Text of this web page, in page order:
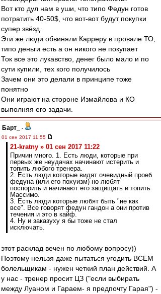
Вот кто дул нам в уши, что типо Федун готов
потратить 40-50$, что вот-вот будут покупки
супер звёзд.
Эти же люди обвиняли Карреру в провале ТО,
типо деньги есть а он никого не покупает
Ток все это лукавство, денег было мало и по
сути купили, тех кого получилось
Зачем они это делали в принципе тоже
понятно
Они играют на стороне Измайлова и КО
выполняя его задачи.
Барт_
-
01 сен 2017 11:55
21-kratny » 01 сен 2017 11:22
Причин много. 1. Есть люди, которые при
первых же неудачах начинают истерить и
топить любого тренера.
2. Есть люди которые видят очевидный проеб
федуна (или его похуизм) но любят
поспорить и начинают его защищать и топить
Массимо.
3. Есть люди которые любят быть "не как
все". Все говорят федун гандон а они против
течения и это в кайф.
4. Ну и заказуху я бы тоже не стал
исключать.
этот расклад вечен по любому вопросу))
Поэтому нельзя даже пытаться угодить ВСЕМ
болельщикам - нужен четкий план действий. А
у нас - тренер просит ЦЗ ("если выбирать
между Луаном и Гараем- я предпочту Гарая") -